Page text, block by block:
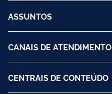
ASSUNTOS
CANAIS DE ATENDIMENTO
CENTRAIS DE CONTEÚDO